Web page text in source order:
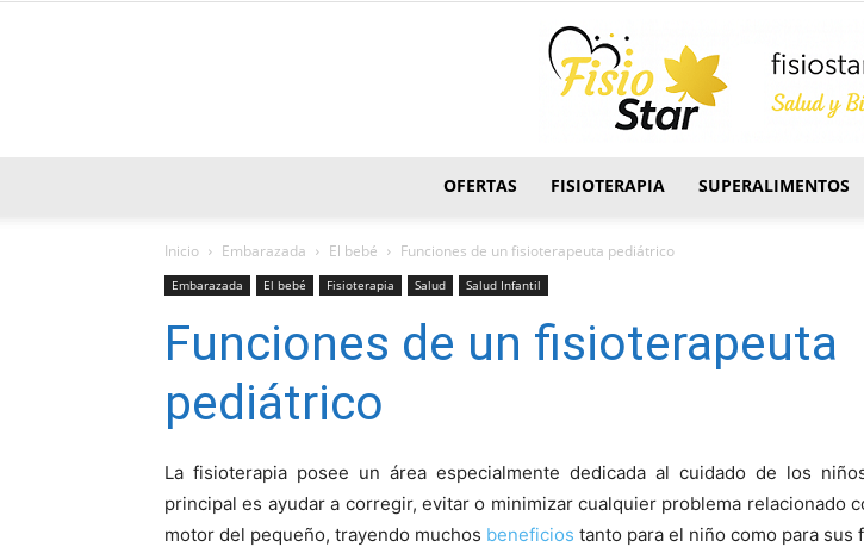
OFERTAS FISIOTERAPIA SUPERALIMENTOS
Inicio Embarazada El bebé Funciones de un fisioterapeuta pediátrico
Embarazada El bebé Fisioterapia Salud Salud Infantil
Funciones de un fisioterapeuta
pediátrico
La fisioterapia posee un área especialmente dedicada al cuidado de los
principal es ayudar a corregir, evitar o minimizar cualquier problema relacionado
motor del pequeño, trayendo muchos beneficios tanto para el niño como para sus